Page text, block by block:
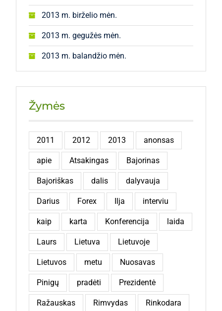
2013 m. birželio mėn.
2013 m. gegužės mėn.
2013 m. balandžio mėn.
Žymės
2011 2012 2013 anonsas
apie Atsakingas Bajorinas
Bajoriškas dalis dalyvauja
Darius Forex Ilja interviu
kaip karta Konferencija laida
Laurs Lietuva Lietuvoje
Lietuvos metu Nuosavas
Pinigų pradėti Prezidentė
Ražauskas Rimvydas Rinkodara